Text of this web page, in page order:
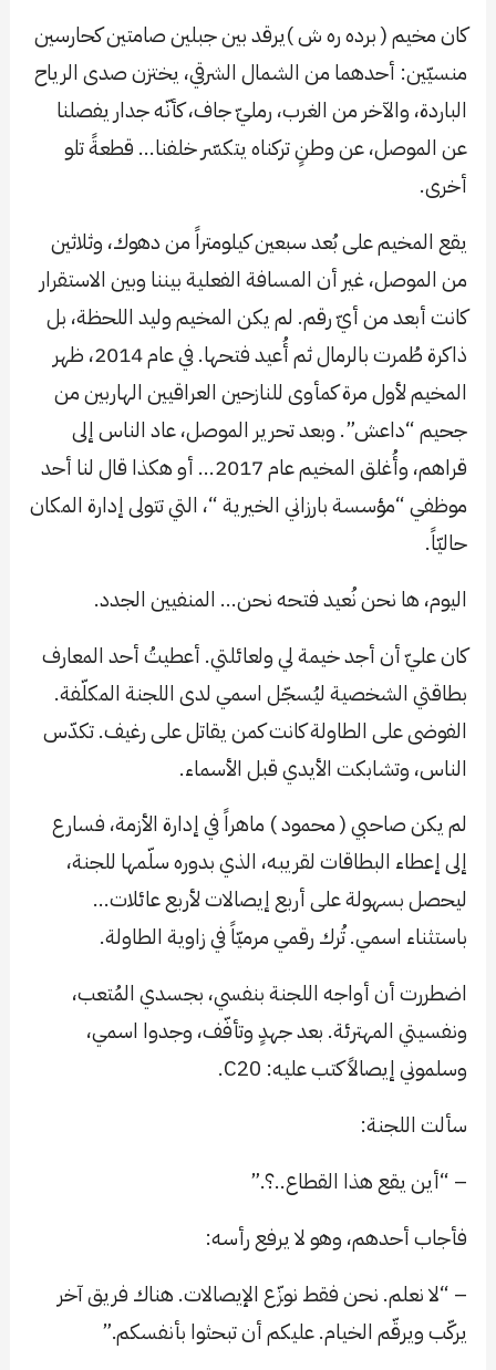
كان مخيم ( برده ره ش )يرقد بين جبلين صامتين كحارسين
منسيّين: أحدهما من الشمال الشرقي، يختزن صدى الرياح
الباردة، والآخر من الغرب، رمليّ جاف، كأنّه جدار يفصلنا
عن الموصل، عن وطنٍ تركناه يتكسّر خلفنا… قطعةً تلو
أخرى.
يقع المخيم على بُعد سبعين كيلومتراً من دهوك، وثلاثين
من الموصل، غير أن المسافة الفعلية بيننا وبين الاستقرار
كانت أبعد من أيّ رقم. لم يكن المخيم وليد اللحظة، بل
ذاكرة طُمرت بالرمال ثم أُعيد فتحها. في عام 2014، ظهر
المخيم لأول مرة كمأوى للنازحين العراقيين الهاربين من
جحيم “داعش”. وبعد تحرير الموصل، عاد الناس إلى
قراهم، وأُغلق المخيم عام 2017… أو هكذا قال لنا أحد
موظفي “مؤسسة بارزاني الخيرية “، التي تتولى إدارة المكان
حاليّاً.
اليوم، ها نحن نُعيد فتحه نحن… المنفيين الجدد.
كان عليّ أن أجد خيمة لي ولعائلتي. أعطيتُ أحد المعارف
بطاقتي الشخصية ليُسجّل اسمي لدى اللجنة المكلّفة.
الفوضى على الطاولة كانت كمن يقاتل على رغيف. تكدّس
الناس، وتشابكت الأيدي قبل الأسماء.
لم يكن صاحبي ( محمود ) ماهراً في إدارة الأزمة، فسارع
إلى إعطاء البطاقات لقريبه، الذي بدوره سلّمها للجنة،
ليحصل بسهولة على أربع إيصالات لأربع عائلات…
باستثناء اسمي. تُرك رقمي مرميّاً في زاوية الطاولة.
اضطررت أن أواجه اللجنة بنفسي، بجسدي المُتعب،
ونفسيتي المهترئة. بعد جهدٍ وتأفّف، وجدوا اسمي،
وسلموني إيصالاً كتب عليه: C20.
سألت اللجنة:
– “أين يقع هذا القطاع..؟.”
فأجاب أحدهم، وهو لا يرفع رأسه:
– “لا نعلم. نحن فقط نوزّع الإيصالات. هناك فريق آخر
يركّب ويرقّم الخيام. عليكم أن تبحثوا بأنفسكم.”